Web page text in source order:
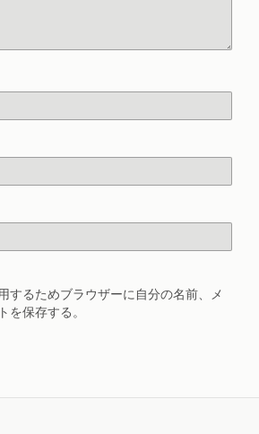
するためブラウザーに自分の名前、メ
を保存する。